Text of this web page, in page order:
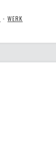
•WERK